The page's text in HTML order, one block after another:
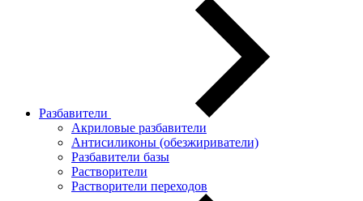
Разбавители
Акриловые разбавители
Антисиликоны (обезжириватели)
Разбавители базы
Растворители
Растворители переходов